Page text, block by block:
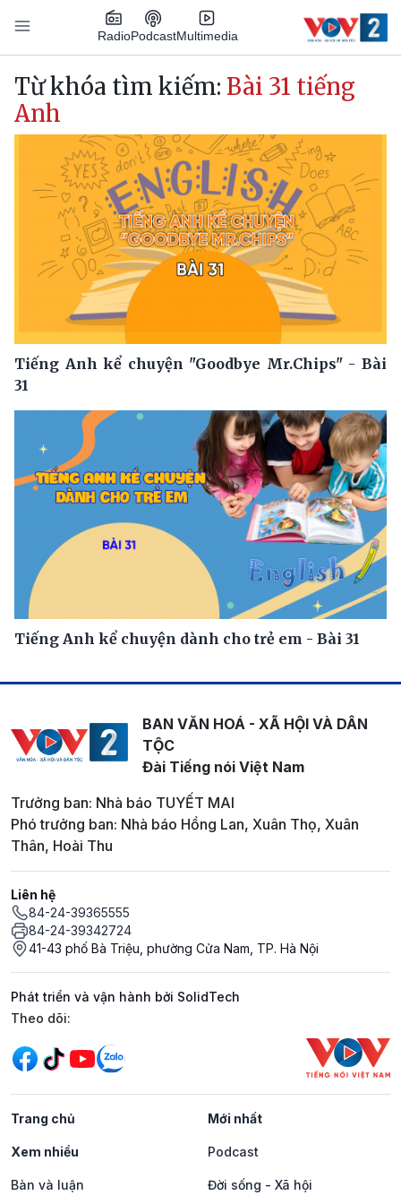
Nhảy đến nội dung
RadioPodcastMultimedia
Main navigation
Từ khóa tìm kiếm: Bài 31 tiếng
Anh
Tiếng Anh kể chuyện "Goodbye Mr.Chips" - Bài
31
Tiếng Anh kể chuyện dành cho trẻ em - Bài 31
BAN VĂN HOÁ - XÃ HỘI VÀ DÂN
TỘC
Đài Tiếng nói Việt Nam
Trưởng ban: Nhà báo TUYẾT MAI
Phó trưởng ban: Nhà báo Hồng Lan, Xuân Thọ, Xuân
Thân, Hoài Thu
Liên hệ
84-24-39365555
84-24-39342724
41-43 phố Bà Triệu, phường Cửa Nam, TP. Hà Nội
Phát triển và vận hành bởi SolidTech
Mạng xã hội
Theo dõi:
Trang chủ Mới nhất
Xem nhiều Podcast
Bàn và luận Đời sống - Xã hội